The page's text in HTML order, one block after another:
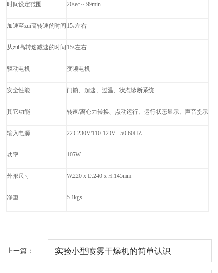
时间设定范围 20sec ~ 99min
加速至zui高转速的时间 15s左右
从zui高转速减速的时间 15s左右
驱动电机 变频电机
安全性能 门锁、超速、过温、状态诊断系统
其它功能 转速/离心力转换、点动运行、运行状态显示、声音提示
输入电源 220-230V/110-120V   50-60HZ
功率 105W
外形尺寸 W.220 x D.240 x H.145mm
净重 5.1kgs
上一篇： 实验小型喷雾干燥机的简单认识